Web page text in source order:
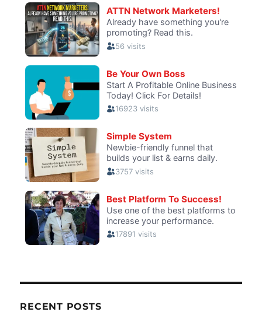
RECENT POSTS